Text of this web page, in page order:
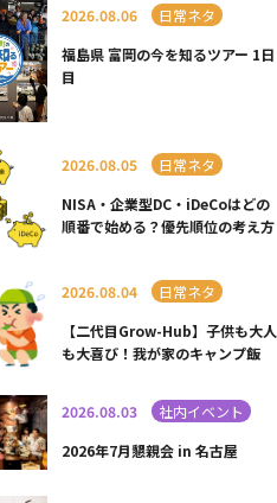
2026.08.06
日常ネタ
福島県 富岡の今を知るツアー 1日
目
2026.08.05
日常ネタ
NISA・企業型DC・iDeCoはどの
順番で始める？優先順位の考え方
2026.08.04
日常ネタ
【二代目Grow-Hub】子供も大人
も大喜び！我が家のキャンプ飯
2026.08.03
社内イベント
2026年7月懇親会 in 名古屋